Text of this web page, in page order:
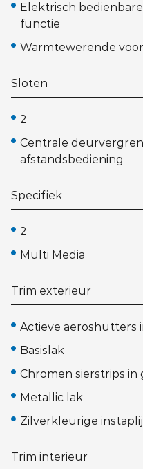
Elektrisch
functie
Warmtewerende
Sloten
2
Centrale
afstandsbediening
Specifiek
2
Multi Media
Trim exterieur
Actieve aeroshutters
Basislak
Chromen sierstrips in
Metallic lak
Zilverkleurige
Trim interieur